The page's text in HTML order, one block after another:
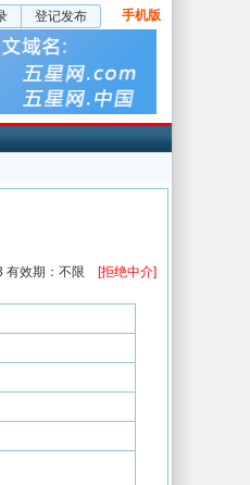
登记发布 手机版
有效期：不限 [拒绝中介]